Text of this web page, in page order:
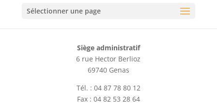
Sélectionner une page
Siège administratif
6 rue Hector Berlioz
69740 Genas
Tél. : 04 87 78 80 12
Fax : 04 82 53 28 64